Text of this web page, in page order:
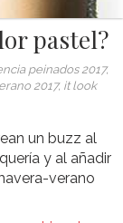
pastel?
peinados 2017,
2017, it look
un buzz al
y al añadir
verano